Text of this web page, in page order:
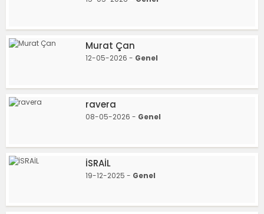
Murat Çan
12-05-2026 - Genel
ravera
08-05-2026 - Genel
İSRAİL
19-12-2025 - Genel